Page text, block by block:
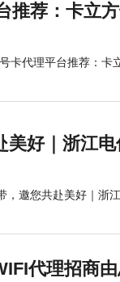
推荐：卡立
卡代理平台推荐：卡
美好｜浙江
，邀您共赴美好｜浙
代理招商